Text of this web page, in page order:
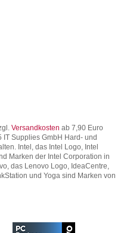
Versandkosten ab 7,90 Euro
Supplies GmbH Hard- und
Intel, das Intel Logo, Intel
Marken der Intel Corporation in
das Lenovo Logo, IdeaCentre,
und Yoga sind Marken von